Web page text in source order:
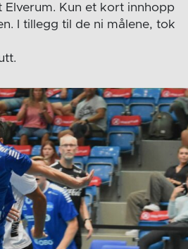
Kun et kort innhopp
I tillegg til de ni målene, tok